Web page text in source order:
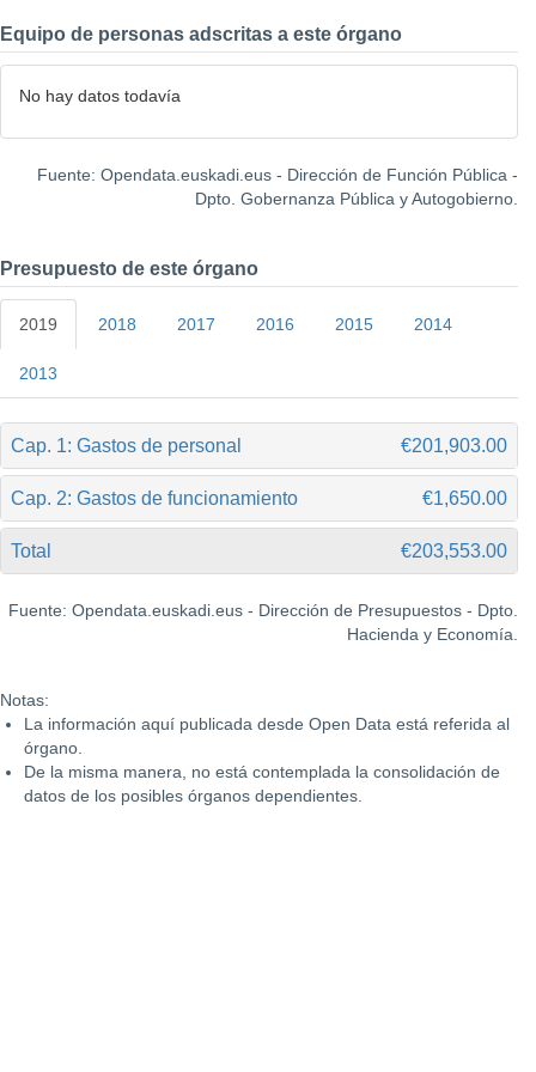
Equipo de personas adscritas a este órgano
No hay datos todavía
Fuente: Opendata.euskadi.eus - Dirección de Función Pública -
Dpto. Gobernanza Pública y Autogobierno.
Presupuesto de este órgano
2019 2018 2017 2016 2015 2014
2013
Cap. 1: Gastos de personal €201,903.00
Cap. 2: Gastos de funcionamiento €1,650.00
Total €203,553.00
Fuente: Opendata.euskadi.eus - Dirección de Presupuestos - Dpto.
Hacienda y Economía.
Notas:
La información aquí publicada desde Open Data está referida al
órgano.
De la misma manera, no está contemplada la consolidación de
datos de los posibles órganos dependientes.